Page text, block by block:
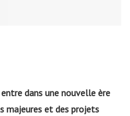
dans une nouvelle ère
majeures et des projets